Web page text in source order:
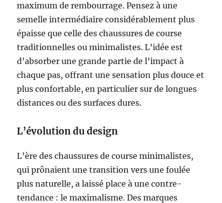
maximum de rembourrage. Pensez à une
semelle intermédiaire considérablement plus
épaisse que celle des chaussures de course
traditionnelles ou minimalistes. L’idée est
d’absorber une grande partie de l’impact à
chaque pas, offrant une sensation plus douce et
plus confortable, en particulier sur de longues
distances ou des surfaces dures.
L’évolution du design
L’ère des chaussures de course minimalistes,
qui prônaient une transition vers une foulée
plus naturelle, a laissé place à une contre-
tendance : le maximalisme. Des marques